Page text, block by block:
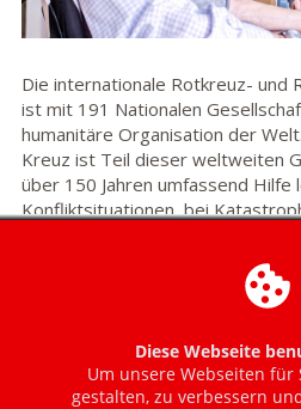
Diese Webseite
Um unsere Webseiten für
gestalten, zu verbessern